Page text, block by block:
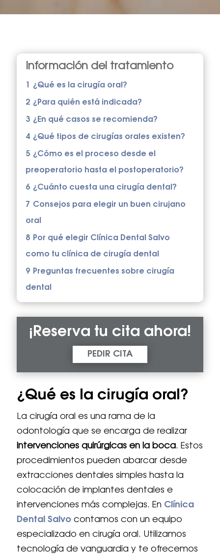
Información del tratamiento
¿Qué es la cirugía oral?
2 ¿Para quién está indicada?
3 ¿En qué casos se recomienda?
4 ¿Qué tipos de cirugías orales existen?
5 ¿Cómo es el proceso desde el
preoperatorio hasta el postoperatorio?
6 ¿Cuánto cuesta una cirugía dental?
7 Consejos para elegir un buen cirujano
oral
8 Por qué elegir Clínica Dental Salvo
como tu clínica de cirugía dental
9 Preguntas frecuentes sobre cirugía
dental
¡Reserva tu cita ahora!
PEDIR CITA
¿Qué es la cirugía oral?
La cirugía oral es una rama de la
odontología que se encarga de realizar
intervenciones quirúrgicas en la boca. Estos
procedimientos pueden abarcar desde
extracciones dentales simples hasta la
colocación de implantes dentales e
intervenciones más complejas. En Clínica
Dental Salvocontamos con un equipo
especializado en cirugía oral. Utilizamos
tecnología de vanguardia y te ofrecemos